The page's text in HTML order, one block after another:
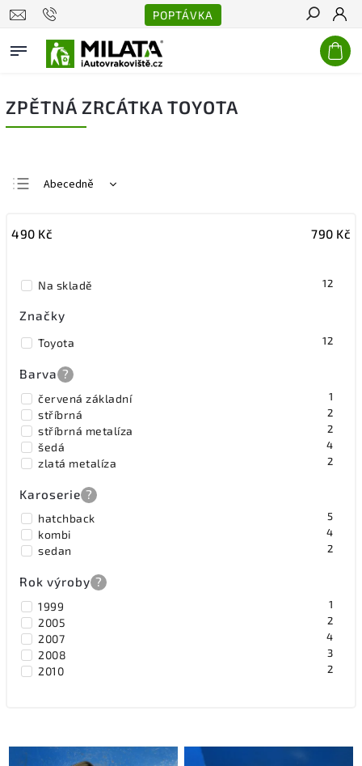
POPTÁVKA
Hledat
ZPĚTNÁ ZRCÁTKA TOYOTA
Abecedně
Nejdražší
490 Kč 790 Kč
Na skladě 12
Značky
Toyota 12
Barva ?
červená základní 1
stříbrná 2
stříbrná metalíza 2
šedá 4
zlatá metalíza 2
Karoserie ?
hatchback 5
kombi 4
sedan 2
Rok výroby ?
1999 1
2005 2
2007 4
2008 3
2010 2